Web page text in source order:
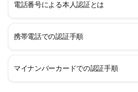
電話番号による本人認証とは
携帯電話での認証手順
マイナンバーカードでの認証手順